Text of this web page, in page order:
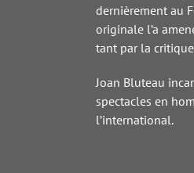
dernièrement au
originale l’a
tant par la
Joan Bluteau
spectacles en
l’international.